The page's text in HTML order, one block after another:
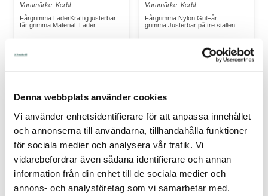
Denna webbplats använder cookies
Vi använder enhetsidentifierare för att anpassa innehållet
och annonserna till användarna, tillhandahålla funktioner
för sociala medier och analysera vår trafik. Vi
vidarebefordrar även sådana identifierare och annan
information från din enhet till de sociala medier och
annons- och analysföretag som vi samarbetar med.
Varumärke: Kerbl
Fårgrimma LäderKraftig justerbar
får grimma.Material: Läder
Skickas Normalt inom 1-2
Varumärke: Kerbl
Fårgrimma Nylon GulFår
grimma.Justerbar på tre ställen.
Skickas Normalt inom 1-2